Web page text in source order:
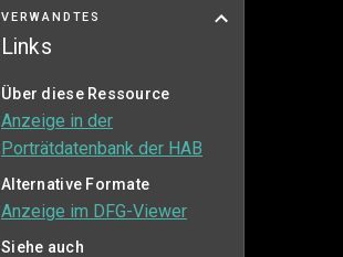
VERWANDTES
Links
Über diese Ressource
Anzeige in der
Porträtdatenbank der HAB
Alternative Formate
Anzeige im DFG-Viewer
Siehe auch